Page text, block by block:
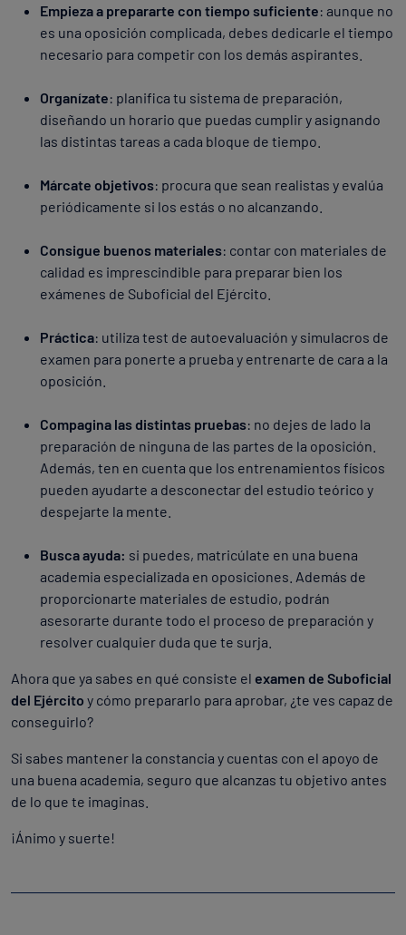
Empieza a prepararte con tiempo suficiente: aunque no
es una oposición complicada, debes dedicarle el tiempo
necesario para competir con los demás aspirantes.
Organízate: planifica tu sistema de preparación,
diseñando un horario que puedas cumplir y asignando
las distintas tareas a cada bloque de tiempo.
Márcate objetivos: procura que sean realistas y evalúa
periódicamente si los estás o no alcanzando.
Consigue buenos materiales: contar con materiales de
calidad es imprescindible para preparar bien los
exámenes de Suboficial del Ejército.
Práctica: utiliza test de autoevaluación y simulacros de
examen para ponerte a prueba y entrenarte de cara a la
oposición.
Compagina las distintas pruebas: no dejes de lado la
preparación de ninguna de las partes de la oposición.
Además, ten en cuenta que los entrenamientos físicos
pueden ayudarte a desconectar del estudio teórico y
despejarte la mente.
Busca ayuda: si puedes, matricúlate en una buena
academia especializada en oposiciones. Además de
proporcionarte materiales de estudio, podrán
asesorarte durante todo el proceso de preparación y
resolver cualquier duda que te surja.
Ahora que ya sabes en qué consiste el examen de Suboficial
del Ejército y cómo prepararlo para aprobar, ¿te ves capaz de
conseguirlo?
Si sabes mantener la constancia y cuentas con el apoyo de
una buena academia, seguro que alcanzas tu objetivo antes
de lo que te imaginas.
¡Ánimo y suerte!